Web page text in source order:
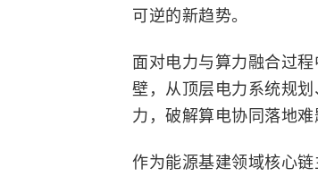
可逆的新趋势。
面对电力与算力融合过
壁，从顶层电力系统规
力，破解算电协同落地难
作为能源基建领域核心链